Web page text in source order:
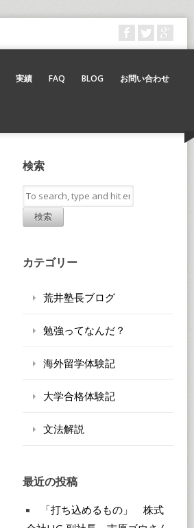
実績 FAQ BLOG お問い合わせ
検索
検索
カテゴリー
荒井塾長ブログ
勉強ってなんだ？
海外留学体験記
大学合格体験記
文法解説
最近の投稿
「打ち込めるもの」 株式